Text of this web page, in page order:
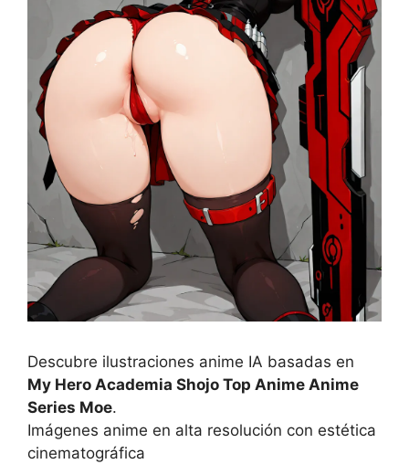
Descubre ilustraciones anime IA basadas en
My Hero Academia Shojo Top Anime Anime
Series Moe.
Imágenes anime en alta resolución con estética
cinematográfica